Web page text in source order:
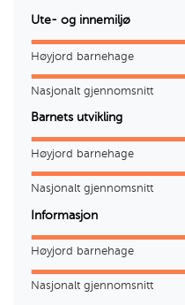
Ute- og innemiljø
Høyjord barnehage
Nasjonalt gjennomsnitt
Barnets utvikling
Høyjord barnehage
Nasjonalt gjennomsnitt
Informasjon
Høyjord barnehage
Nasjonalt gjennomsnitt